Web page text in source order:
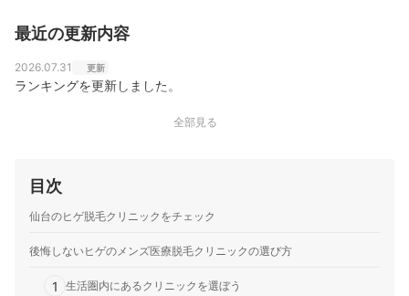
最近の更新内容
2026.07.31 更新
ランキングを更新しました。
全部見る
目次
仙台のヒゲ脱毛クリニックをチェック
後悔しないヒゲのメンズ医療脱毛クリニックの選び方
1 生活圏内にあるクリニックを選ぼう